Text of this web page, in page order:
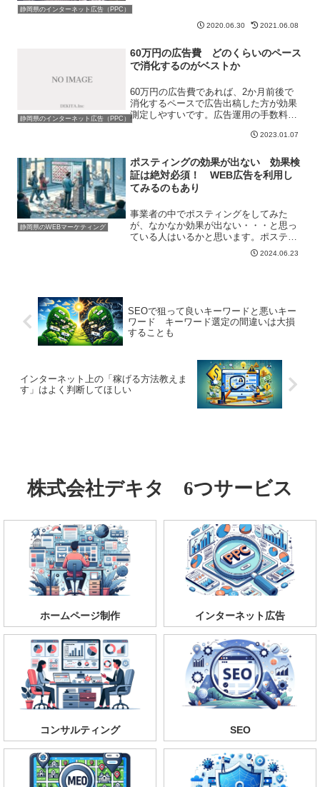
静岡県のインターネット広告（PPC） 特徴や運用方法がよくわからない方も多
いのではないでしょうか。ファインド広
2020.06.30 2021.06.08
静岡県のインターネット広告（PPC）
60万円の広告費 どのくらいのペース
で消化するのがベストか
60万円の広告費であれば、2か月前後で
消化するペースで広告出稿した方が効果
測定しやすいです。広告運用の手数料も
必要となるため、予算組はその辺りも考
2023.01.07
静岡県のWEBマーケティング
ポスティングの効果が出ない 効果検
証は絶対必須！ WEB広告を利用し
てみるのもあり
事業者の中でポスティングをしてみた
が、なかなか効果が出ない・・・と思っ
ている人はいるかと思います。ポスティ
ングは万能な宣伝方法ではないと思って
います。業種によって向き不向きがあり
2024.06.23
SEOで狙って良いキーワードと悪いキー
ワード キーワード選定の間違いは大損
することも
インターネット上の「稼げる方法教えま
す」はよく判断してほしい
株式会社デキタ 6つサービス
ホームページ制作 インターネット広告
コンサルティング SEO